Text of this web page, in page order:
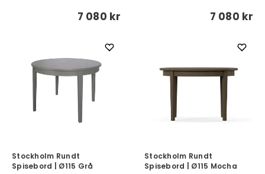
7 080 kr 7 080 kr
Stockholm Rundt
Spisebord | Ø115 Grå
Stockholm Rundt
Spisebord | Ø115 Mocha